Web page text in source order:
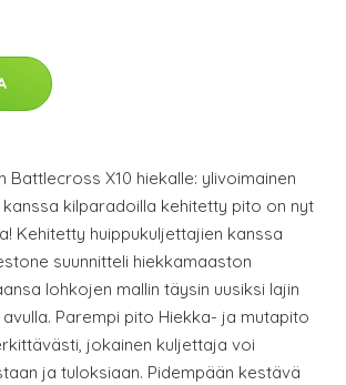
Battlecross X10 hiekalle: ylivoimainen
kilparadoilla kehitetty pito on nyt
Kehitetty huippukuljettajien kanssa
suunnitteli hiekkamaaston
lohkojen mallin täysin uusiksi lajin
Parempi pito Hiekka- ja mutapito
jokainen kuljettaja voi
ja tuloksiaan. Pidempään kestävä